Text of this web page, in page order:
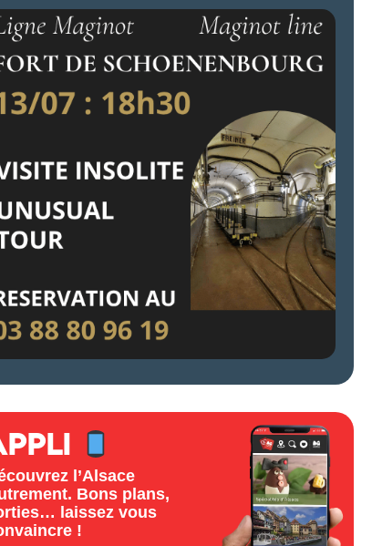
l’Alsace
Bons plans,
laissez vous
!